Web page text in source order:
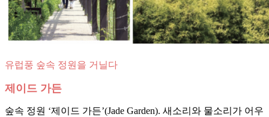
유럽풍 숲속 정원을 거닐다
제이드 가든
숲속 정원 ‘제이드 가든’(Jade Garden). 새소리와 물소리가 어우